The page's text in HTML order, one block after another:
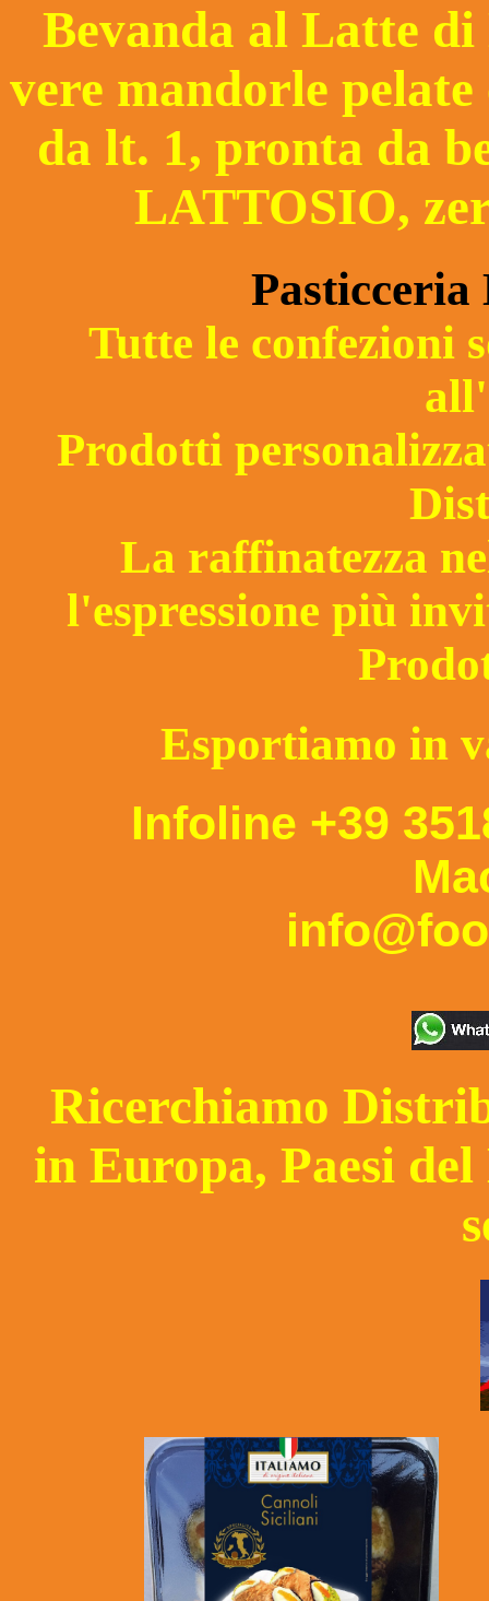
Bevanda al Latte
vere mandorle
da lt. 1, pronta da
LATTOSIO,
Tutte le confezioni
Prodotti
La raffinatezza
l'espressione più
Esportiamo in
Infoline +39
Ricerchiamo
in Europa, Paesi